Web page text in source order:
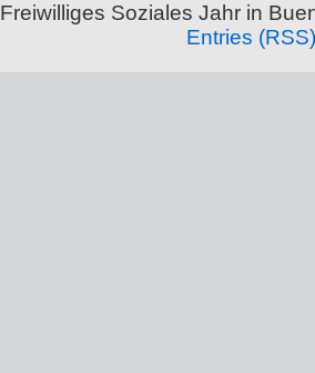
Freiwilliges Soziales Jahr in
Entries (RSS)